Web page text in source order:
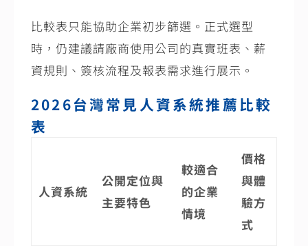
比較表只能協助企業初步篩選。正式選型
時，仍建議請廠商使用公司的真實班表、薪
資規則、簽核流程及報表需求進行展示。
2026台灣常見人資系統推薦比較
表
人資系統
公開定位與
主要特色
較適合
的企業
情境
價格
與體
驗方
式